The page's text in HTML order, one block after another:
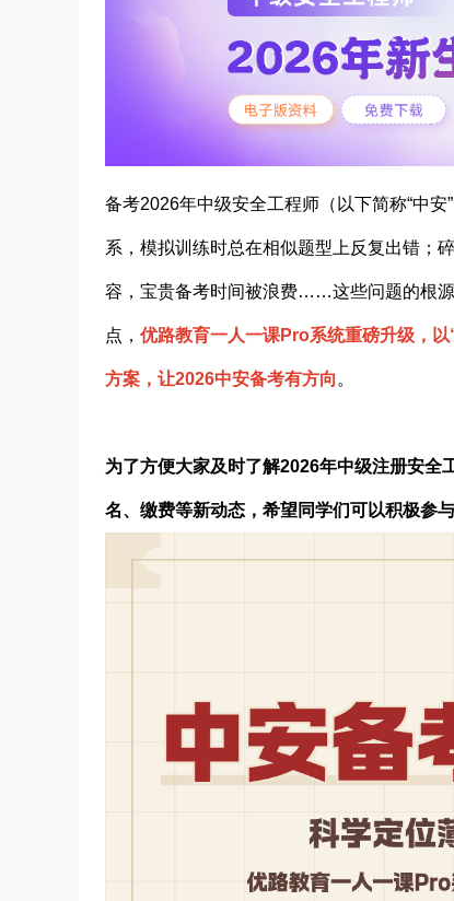
备考2026年中级安全工程师（以下简称“中
系，模拟训练时总在相似题型上反复出错；
容，宝贵备考时间被浪费……这些问题的根
点， 优路教育一人一课Pro系统重磅升级，
方案，让2026中安备考有方向。
为了方便大家及时了解2026年中级注册安全
名、缴费等新动态，希望同学们可以积极参